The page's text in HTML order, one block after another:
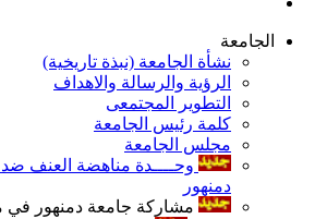
الجامعة
نشأة الجامعة (نبذة تاريخية)
الرؤية والرسالة والاهداف
التطوير المجتمعى
كلمة رئيس الجامعة
مجلس الجامعة
وحــــدة مناهضة العنف ضد
دمنهور
مشاركة جامعة دمنهور في